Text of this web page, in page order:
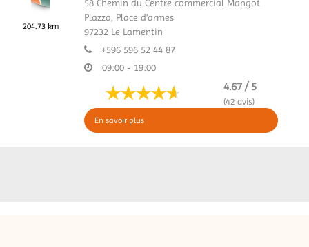
204.73 km
58 Chemin du Centre commercial Mangot
Plazza, Place d'armes
97232 Le Lamentin
+596 596 52 44 87
09:00 - 19:00
4.67 / 5
(42 avis)
En savoir plus